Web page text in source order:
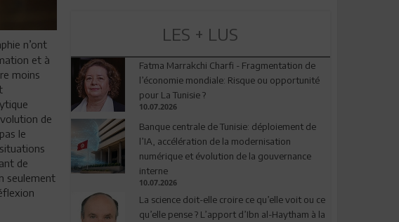
n’ont
et à
moins
de
le
de
seulement
LES + LUS
Fatma Marrakchi Charfi - Fragmentation de
l’économie mondiale: Risque ou opportunité
pour La Tunisie ?
10.07.2026
Banque centrale de Tunisie: déploiement de
l’IA, accélération de la modernisation
numérique et évolution de la gouvernance
interne
10.07.2026
La science doit-elle croire ce qu’elle voit ou ce
qu’elle pense ? L’apport d’Ibn al-Haytham à la